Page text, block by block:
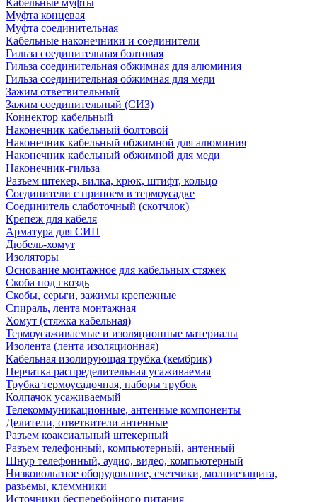
Кабельные муфты
Муфта концевая
Муфта соединительная
Кабельные наконечники и соединители
Гильза соединительная болтовая
Гильза соединительная обжимная для алюминия
Гильза соединительная обжимная для меди
Зажим ответвительный
Зажим соединительный (СИЗ)
Коннектор кабельный
Наконечник кабельный болтовой
Наконечник кабельный обжимной для алюминия
Наконечник кабельный обжимной для меди
Наконечник-гильза
Разъем штекер, вилка, крюк, штифт, кольцо
Соединители с припоем в термоусадке
Соединитель слаботочный (скотчлок)
Крепеж для кабеля
Арматура для СИП
Дюбель-хомут
Изоляторы
Основание монтажное для кабельных стяжек
Скоба под гвоздь
Скобы, серьги, зажимы крепежные
Спираль, лента монтажная
Хомут (стяжка кабельная)
Термоусаживаемые и изоляционные материалы
Изолента (лента изоляционная)
Кабельная изолирующая трубка (кембрик)
Перчатка распределительная усаживаемая
Трубка термоусадочная, наборы трубок
Колпачок усаживаемый
Телекоммуникационные, антенные компоненты
Делители, ответвители антенные
Разъем коаксиальный штекерный
Разъем телефонный, компьютерный, антенный
Шнур телефонный, аудио, видео, компьютерный
Низковольтное оборудование, счетчики, молниезащита,
разъемы, клеммники
Источники бесперебойного питания